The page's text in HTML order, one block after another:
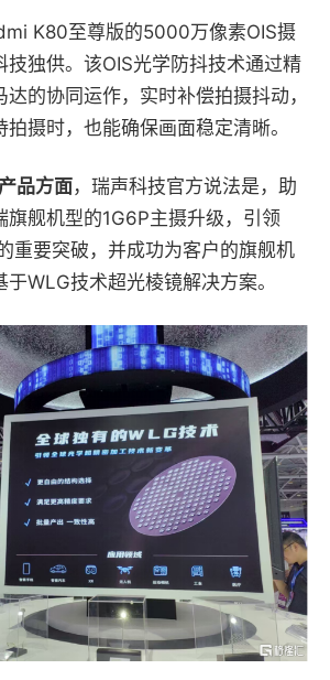
K80至尊版的5000万像素OIS摄
技独供。该OIS光学防抖技术通过精
的协同运作，实时补偿拍摄抖动，
摄时，也能确保画面稳定清晰。
品方面，瑞声科技官方说法是，助
旗舰机型的1G6P主摄升级，引领
重要突破，并成功为客户的旗舰机
WLG技术超光棱镜解决方案。